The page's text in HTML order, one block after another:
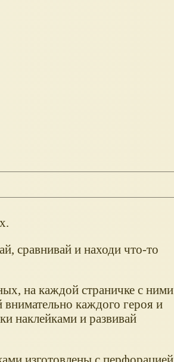
сравнивай и находи что-то
на каждой страничке с ними
внимательно каждого героя и
наклейками и развивай